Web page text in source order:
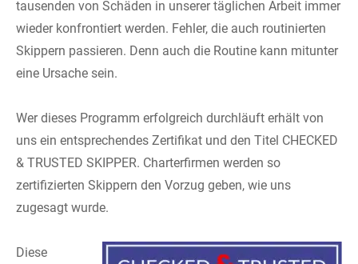
tausenden von Schäden in unserer täglichen Arbeit immer
wieder konfrontiert werden. Fehler, die auch routinierten
Skippern passieren. Denn auch die Routine kann mitunter
eine Ursache sein. ­
Wer dieses Programm erfolgreich durchläuft erhält von
uns ein entsprechendes Zertifikat und den Titel CHECKED
& TRUSTED SKIPPER. Charterfirmen werden so
zertifizierten Skippern den Vorzug geben, wie uns
zugesagt wurde. ­
Diese